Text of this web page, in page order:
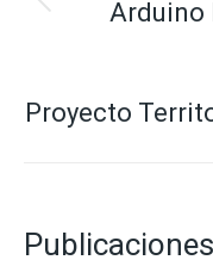
entreArduino
Proyecto